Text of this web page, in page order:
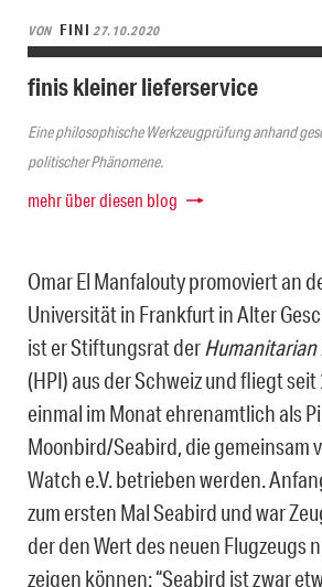
VON FINI 27.10.2020
finis kleiner lieferservice
Eine philosophische Werkzeugprüfung anhand
politischer Phänomene.
mehr über diesen blog
Omar El Manfalouty promoviert an
Universität in Frankfurt in Alter
ist er Stiftungsrat der
(HPI) aus der Schweiz und fliegt
einmal im Monat ehrenamtlich als
Moonbird/Seabird, die gemeinsam
Watch e.V. betrieben werden.
zum ersten Mal Seabird und war
der den Wert des neuen Flugzeugs
zeigen können: “Seabird ist zwar